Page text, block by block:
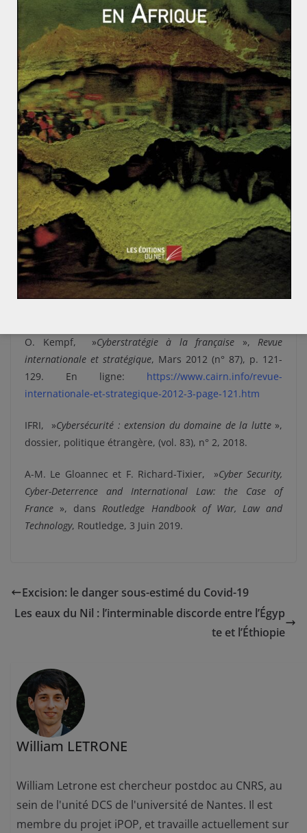
de la modernité sur le tard. Une France qui s’est
récemment distinguée par unpositionnement légal
sérieux
sur la question cyber. Positionnement
plébiscité par Michael N. Schmitt, président du comité
d’auteurs des Manuels de Tallinn.
Notes
(1)Peuvent êtres notamment cités, David Johnson,
David Post, et Daniel B. Silver.
Sources
J-M. BOCKEL, »La cyberdéfense : un enjeu mondial, une
priorité nationale
», Rapport d’information au Sénat, 18
O. Kempf, »Cyberstratégie à la française », Revue
internationale et stratégique, Mars 2012 (n° 87), p. 121-
129. En ligne: https://www.cairn.info/revue-
internationale-et-strategique-2012-3-page-121.htm
IFRI, »Cybersécurité : extension du domaine de la lutte»,
dossier, politique étrangère, (vol. 83), n° 2, 2018.
A-M. Le Gloannec et F. Richard-Tixier, »Cyber Security,
Cyber-Deterrence and International Law: the Case of
France », dansRoutledge Handbook of War, Law and
Technology, Routledge, 3 Juin 2019.
Excision: le danger sous-estimé du Covid-19
Les eaux du Nil : l’interminable discorde entre l’Égyp
te et l’Éthiopie
William LETRONE
William Letrone est chercheur postdoc au CNRS, au
sein de l'unité DCS de l'université de Nantes. Il est
membre du projet iPOP, et travaille actuellement sur